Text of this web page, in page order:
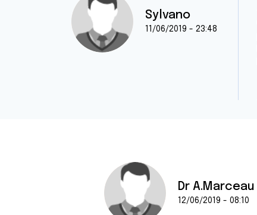
Sylvano
11/06/2019 - 23:48
Dr A.Marceau
12/06/2019 - 08:10